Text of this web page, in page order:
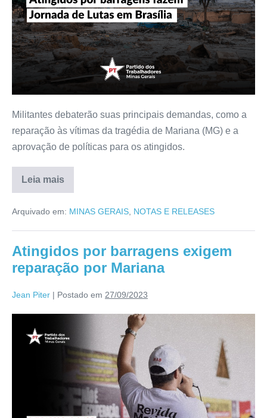
Militantes debaterão suas principais demandas, como a
reparação às vítimas da tragédia de Mariana (MG) e a
aprovação de políticas para os atingidos.
Leia mais
Arquivado em: MINAS GERAIS NOTAS E RELEASES
Atingidos por barragens exigem
reparação por Mariana
Jean Piter | Postado em 27/09/2023